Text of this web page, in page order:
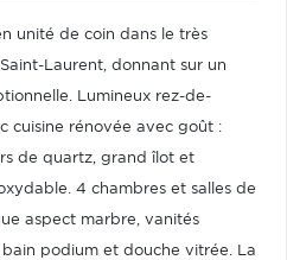
unité de coin dans le très
Laurent, donnant sur un
Lumineux rez-de-
cuisine rénovée avec goût :
de quartz, grand îlot et
4 chambres et salles de
aspect marbre, vanités
podium et douche vitrée. La